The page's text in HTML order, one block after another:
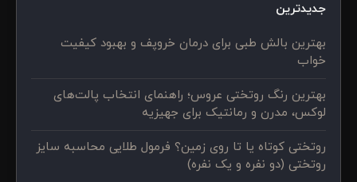
جدیدترین
بهترین بالش طبی برای درمان خروپف و بهبود کیفیت
خواب
بهترین رنگ روتختی عروس؛ راهنمای انتخاب پالت‌های
لوکس، مدرن و رمانتیک برای جهیزیه
روتختی کوتاه یا تا روی زمین؟ فرمول طلایی محاسبه سایز
روتختی (دو نفره و یک نفره)